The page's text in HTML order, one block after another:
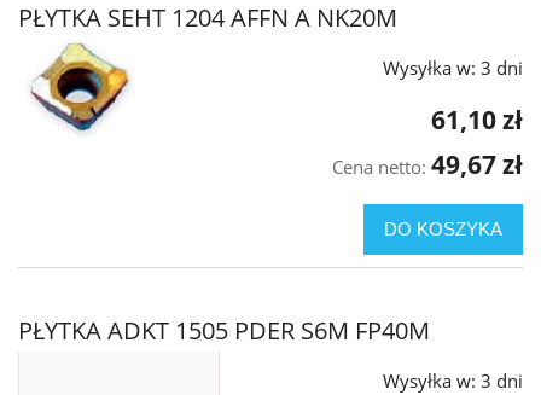
PŁYTKA SEHT 1204 AFFN A NK20M
Wysyłka w: 3 dni
61,10 zł
Cena netto: 49,67 zł
DO KOSZYKA
PŁYTKA ADKT 1505 PDER S6M FP40M
Wysyłka w: 3 dni